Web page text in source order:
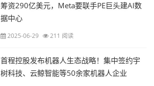
筹资290亿美元，Meta要联手PE巨头建AI数
据中心
2025-06-29 211 阅读
首程控股发布机器人生态战略！集中签约宇
树科技、云鲸智能等50余家机器人企业